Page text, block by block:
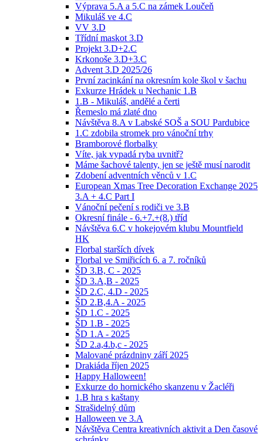
Výprava 5.A a 5.C na zámek Loučeň
Mikuláš ve 4.C
VV 3.D
Třídní maskot 3.D
Projekt 3.D+2.C
Krkonoše 3.D+3.C
Advent 3.D 2025/26
První zacinkání na okresním kole škol v šachu
Exkurze Hrádek u Nechanic 1.B
1.B - Mikuláš, andělé a čerti
Řemeslo má zlaté dno
Návštěva 8.A v Labské SOŠ a SOU Pardubice
1.C zdobila stromek pro vánoční trhy
Bramborové florbalky
Víte, jak vypadá ryba uvnitř?
Máme šachové talenty, jen se ještě musí narodit
Zdobení adventních věnců v 1.C
European Xmas Tree Decoration Exchange 2025
3.A + 4.C Part I
Vánoční pečení s rodiči ve 3.B
Okresní finále - 6.+7.+(8.) tříd
Návštěva 6.C v hokejovém klubu Mountfield
HK
Florbal starších dívek
Florbal ve Smiřicích 6. a 7. ročníků
ŠD 3.B, C - 2025
ŠD 3.A,B - 2025
ŠD 2.C, 4.D - 2025
ŠD 2.B,4.A - 2025
ŠD 1.C - 2025
ŠD 1.B - 2025
ŠD 1.A - 2025
ŠD 2.a,4.b,c - 2025
Malované prázdniny září 2025
Drakiáda říjen 2025
Happy Halloween!
Exkurze do hornického skanzenu v Žacléři
1.B hra s kaštany
Strašidelný dům
Halloween ve 3.A
Návštěva Centra kreativních aktivit a Den časové